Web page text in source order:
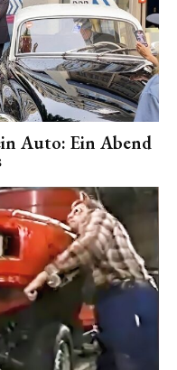
Auto: Ein Abend